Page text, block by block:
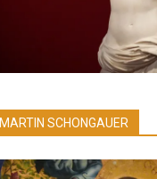
MARTIN SCHONGAUER